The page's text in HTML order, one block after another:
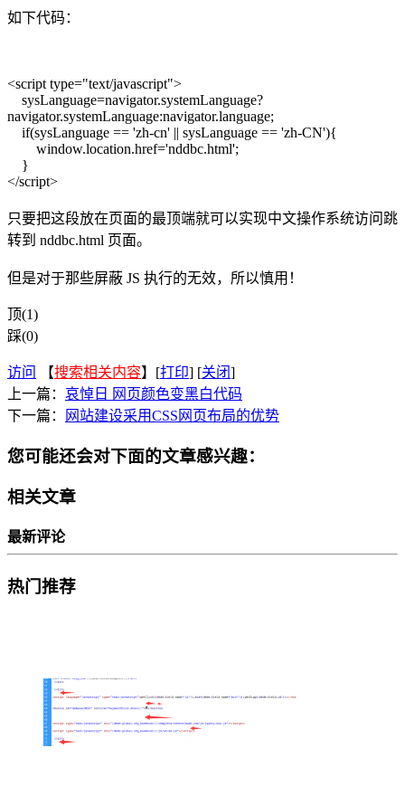
如下代码：
<script type="text/javascript">
sysLanguage=navigator.systemLanguage?
navigator.systemLanguage:navigator.language;
if(sysLanguage == 'zh-cn' || sysLanguage == 'zh-CN'){
window.location.href='nddbc.html';
}
</script>
只要把这段放在页面的最顶端就可以实现中文操作系统访问跳
转到 nddbc.html 页面。
但是对于那些屏蔽 JS 执行的无效，所以慎用！
顶(1)
踩(0)
访问 【搜索相关内容】[打印] [关闭]
上一篇： 哀悼日 网页颜色变黑白代码
下一篇：
网站建设采用CSS网页布局的优势
您可能还会对下面的文章感兴趣：
相关文章
最新评论
热门推荐